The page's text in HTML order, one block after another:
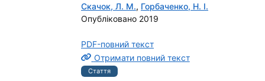
Скачок, Л. М., Горбаченко, Н. І.
Опубліковано 2019
PDF-повний текст
Отримати повний текст
Стаття